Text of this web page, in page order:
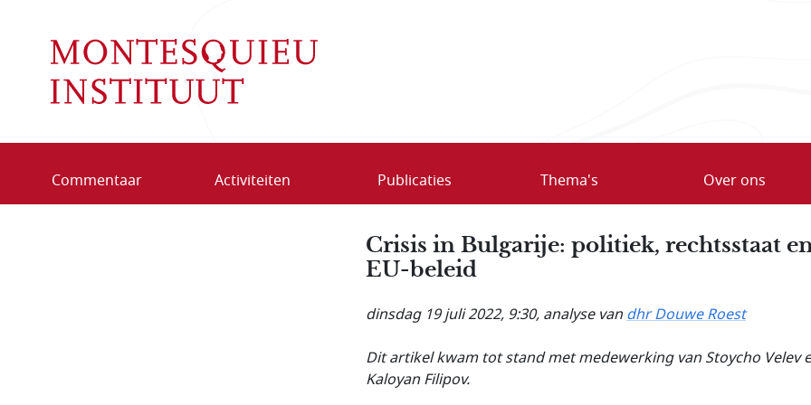
Commentaar Activiteiten Publicaties Thema's Over ons
Crisis in Bulgarije: politiek, rechtsstaat
EU-beleid
dinsdag 19 juli 2022, 9:30, analyse vandhr Douwe Roest
Dit artikel kwam tot stand met medewerking van Stoycho Velev
Kaloyan Filipov.